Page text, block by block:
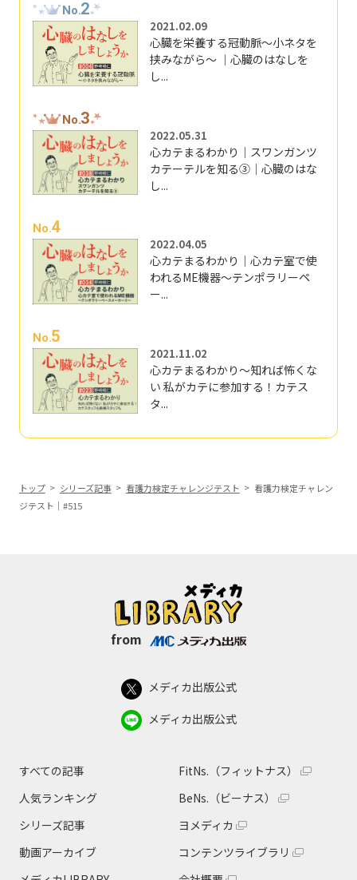
No.2
2021.02.09
心臓を栄養する冠動脈～小ネタを
挟みながら～ ｜心臓のはなしを
し...
No.3
2022.05.31
心カテまるわかり｜スワンガンツ
カテーテルを知る③｜心臓のはな
し...
No.4
2022.04.05
心カテまるわかり｜心カテ室で使
われるME機器～テンポラリーペ
ー...
No.5
2021.11.02
心カテまるわかり～知れば怖くな
い 私がカテに参加する！カテス
タ...
トップ シリーズ記事 看護力検定チャレンジテスト
看護力検定チャレン
ジテスト｜#515
from
メディカ出版公式
メディカ出版公式
すべての記事
人気ランキング
シリーズ記事
動画アーカイブ
FitNs.（フィットナス）
BeNs.（ビーナス）
ヨメディカ
コンテンツライブラリ